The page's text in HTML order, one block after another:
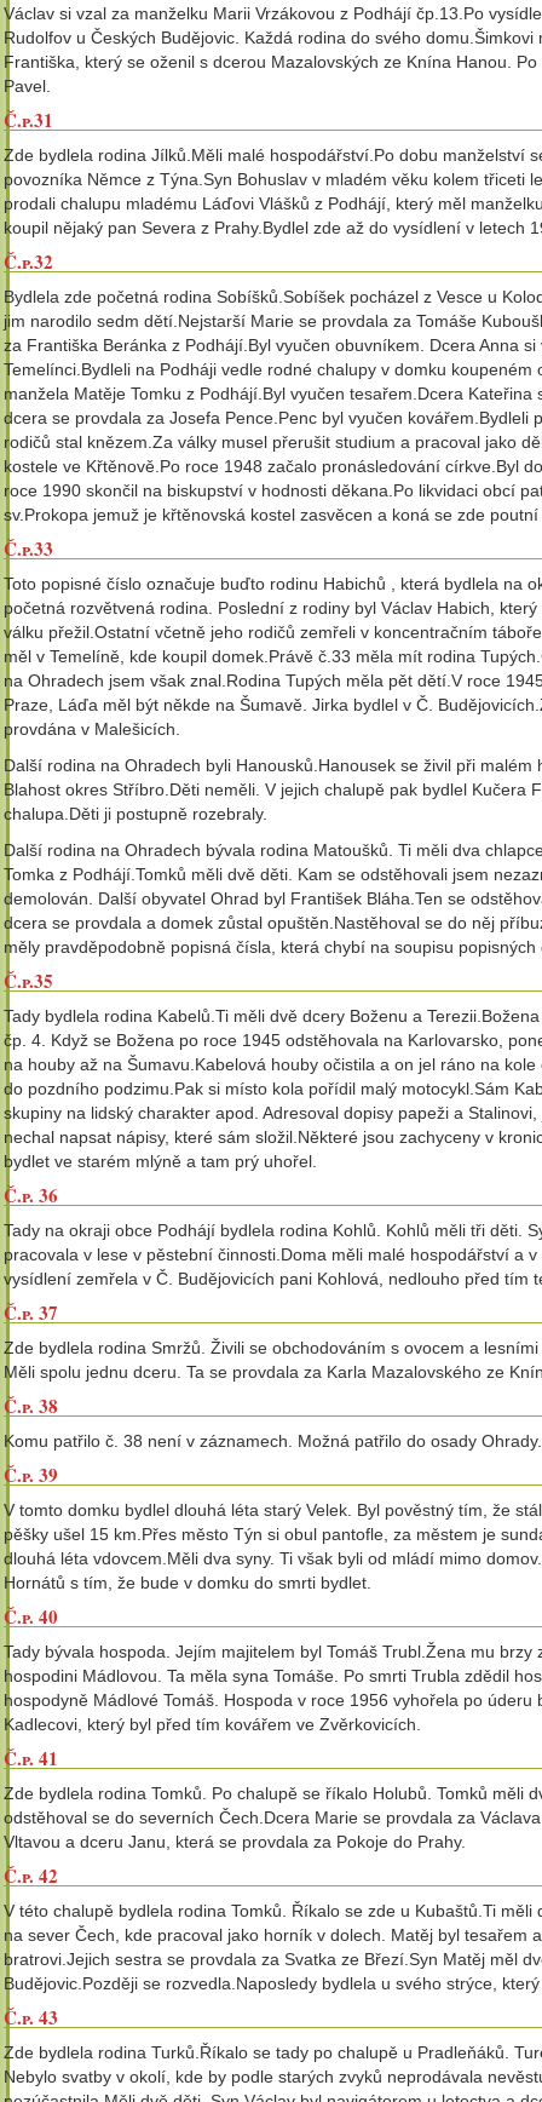
Václav si vzal za manželku Marii Vrzákovou z Podhájí čp.13.Po
Rudolfov u Českých Budějovic. Každá rodina do svého
Františka, který se oženil s dcerou Mazalovských ze Knína Hanou.
Pavel.
Č.p.31
Zde bydlela rodina Jílků.Měli malé hospodářství.Po dobu manželství
povozníka Němce z Týna.Syn Bohuslav v mladém věku kolem třiceti
prodali chalupu mladému Láďovi Vlášků z Podhájí, který měl
koupil nějaký pan Severa z Prahy.Bydlel zde až do vysídlení v letech
Č.p.32
Bydlela zde početná rodina Sobíšků.Sobíšek pocházel z Vesce u
jim narodilo sedm dětí.Nejstarší Marie se provdala za Tomáše
za Františka Beránka z Podhájí.Byl vyučen obuvníkem. Dcera Anna
Temelínci.Bydleli na Podháji vedle rodné chalupy v domku
manžela Matěje Tomku z Podhájí.Byl vyučen tesařem.Dcera
dcera se provdala za Josefa Pence.Penc byl vyučen
rodičů stal knězem.Za války musel přerušit studium a pracoval jako
kostele ve Křtěnově.Po roce 1948 začalo pronásledování církve.Byl
roce 1990 skončil na biskupství v hodnosti děkana.Po likvidaci obcí
sv.Prokopa jemuž je křtěnovská kostel zasvěcen a koná se zde
Č.p.33
Toto popisné číslo označuje buďto rodinu Habichů , která bydlela na
početná rozvětvená rodina. Poslední z rodiny byl Václav Habich,
válku přežil.Ostatní včetně jeho rodičů zemřeli v koncentračním
měl v Temelíně, kde koupil domek.Právě č.33 měla mít rodina
na Ohradech jsem však znal.Rodina Tupých měla pět dětí.V roce
Praze, Láďa měl být někde na Šumavě. Jirka bydlel v Č.
provdána v Malešicích.
Další rodina na Ohradech byli Hanousků.Hanousek se živil při
Blahost okres Stříbro.Děti neměli. V jejich chalupě pak bydlel
chalupa.Děti ji postupně rozebraly.
Další rodina na Ohradech bývala rodina Matoušků. Ti měli dva
Tomka z Podhájí.Tomků měli dvě děti. Kam se odstěhovali jsem
demolován. Další obyvatel Ohrad byl František Bláha.Ten se
dcera se provdala a domek zůstal opuštěn.Nastěhoval se do něj
měly pravděpodobně popisná čísla, která chybí na soupisu
Č.p.35
Tady bydlela rodina Kabelů.Ti měli dvě dcery Boženu a
čp. 4. Když se Božena po roce 1945 odstěhovala na Karlovarsko,
na houby až na Šumavu.Kabelová houby očistila a on jel ráno na
do pozdního podzimu.Pak si místo kola pořídil malý motocykl.Sám
skupiny na lidský charakter apod. Adresoval dopisy papeži a
nechal napsat nápisy, které sám složil.Některé jsou zachyceny v
bydlet ve starém mlýně a tam prý uhořel.
Č.p. 36
Tady na okraji obce Podhájí bydlela rodina Kohlů. Kohlů měli tři děti.
pracovala v lese v pěstební činnosti.Doma měli malé hospodářství a
vysídlení zemřela v Č. Budějovicích pani Kohlová, nedlouho před tím
Č.p. 37
Zde bydlela rodina Smržů. Živili se obchodováním s ovocem a
Měli spolu jednu dceru. Ta se provdala za Karla Mazalovského ze
Č.p. 38
Komu patřilo č. 38 není v záznamech. Možná patřilo do osady Ohrady.
Č.p. 39
V tomto domku bydlel dlouhá léta starý Velek. Byl pověstný tím, že
pěšky ušel 15 km.Přes město Týn si obul pantofle, za městem je
dlouhá léta vdovcem.Měli dva syny. Ti však byli od mládí mimo
Hornátů s tím, že bude v domku do smrti bydlet.
Č.p. 40
Tady bývala hospoda. Jejím majitelem byl Tomáš Trubl.Žena mu
hospodini Mádlovou. Ta měla syna Tomáše. Po smrti Trubla zdědil
hospodyně Mádlové Tomáš. Hospoda v roce 1956 vyhořela po
Kadlecovi, který byl před tím kovářem ve Zvěrkovicích.
Č.p. 41
Zde bydlela rodina Tomků. Po chalupě se říkalo Holubů. Tomků měli
odstěhoval se do severních Čech.Dcera Marie se provdala za
Vltavou a dceru Janu, která se provdala za Pokoje do Prahy.
Č.p. 42
V této chalupě bydlela rodina Tomků. Říkalo se zde u Kubaštů.Ti
na sever Čech, kde pracoval jako horník v dolech. Matěj byl
bratrovi.Jejich sestra se provdala za Svatka ze Březí.Syn Matěj měl
Budějovic.Později se rozvedla.Naposledy bydlela u svého strýce,
Č.p. 43
Zde bydlela rodina Turků.Říkalo se tady po chalupě u Pradleňáků.
Nebylo svatby v okolí, kde by podle starých zvyků neprodávala